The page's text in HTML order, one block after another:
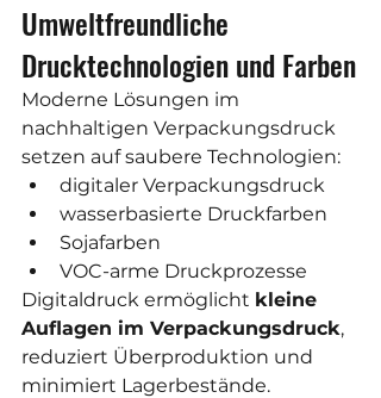
Umweltfreundliche
Drucktechnologien und Farben
Moderne Lösungen im
nachhaltigen Verpackungsdruck
setzen auf saubere Technologien:
digitaler Verpackungsdruck
wasserbasierte Druckfarben
Sojafarben
VOC-arme Druckprozesse
Digitaldruck ermöglicht kleine
Auflagen im Verpackungsdruck,
reduziert Überproduktion und
minimiert Lagerbestände.